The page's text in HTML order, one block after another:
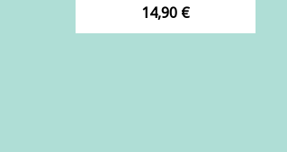
Prix
14,90 €